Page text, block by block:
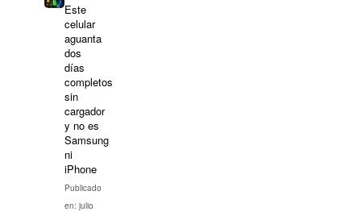
Este
celular
aguanta
dos
días
completos
sin
cargador
y no es
Samsung
ni
iPhone
Publicado
en: julio